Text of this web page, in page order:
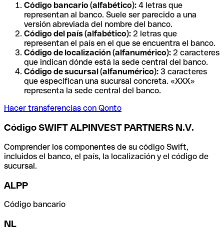
Código bancario (alfabético): 4 letras que
representan al banco. Suele ser parecido a una
versión abreviada del nombre del banco.
Código del país (alfabético): 2 letras que
representan el país en el que se encuentra el banco.
Código de localización (alfanumérico): 2 caracteres
que indican dónde está la sede central del banco.
Código de sucursal (alfanumérico): 3 caracteres
que especifican una sucursal concreta. «XXX»
representa la sede central del banco.
Hacer transferencias con Qonto
Código SWIFT ALPINVEST PARTNERS N.V.
Comprender los componentes de su código Swift,
incluidos el banco, el país, la localización y el código de
sucursal.
ALPP
Código bancario
NL